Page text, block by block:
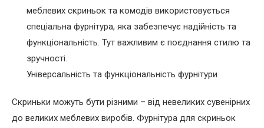
меблевих скриньок та комодів використовується
спеціальна фурнітура, яка забезпечує надійність та
функціональність. Тут важливим є поєднання стилю та
зручності.
Універсальність та функціональність фурнітури
Скриньки можуть бути різними – від невеликих сувенірних
до великих меблевих виробів. Фурнітура для скриньок